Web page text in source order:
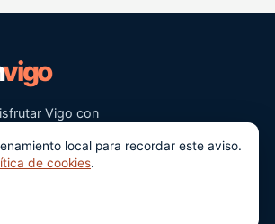
vigo
Vigo con
local para recordar este aviso.
de cookies.